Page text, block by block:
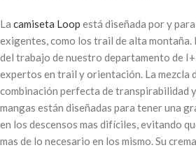
La camiseta Loop está diseñada por y
exigentes, como los trail de alta montaña.
del trabajo de nuestro departamento de
expertos en trail y orientación. La mezcla
combinación perfecta de transpirabilidad
mangas están diseñadas para tener una
en los descensos mas difíciles, evitando
mas de lo necesario en los mismo. Su